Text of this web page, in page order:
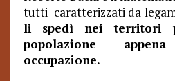
tutti caratterizzati da
li spedì nei territori
popolazione
occupazione.